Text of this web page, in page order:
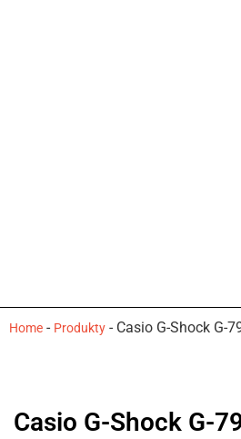
Home - Produkty - Casio G-Shock G-
Casio G-Shock G-